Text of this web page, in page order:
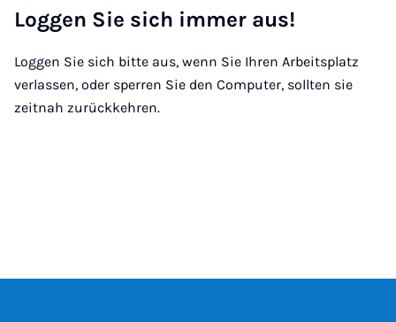
Loggen Sie sich immer aus!
Loggen Sie sich bitte aus, wenn Sie Ihren Arbeitsplatz
verlassen, oder sperren Sie den Computer, sollten sie
zeitnah zurückkehren.